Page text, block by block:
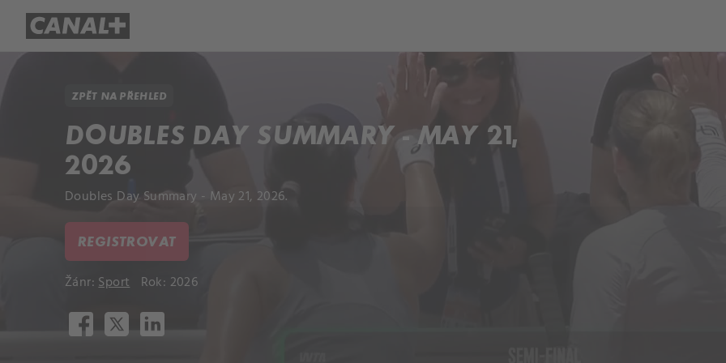
ZPĚT NA PŘEHLED
DOUBLES DAY SUMMARY - MAY 21,
2026
Doubles Day Summary - May 21, 2026.
REGISTROVAT
Žánr:Sport Rok: 2026